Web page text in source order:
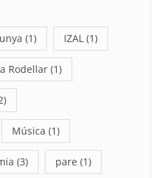
(1) IZAL (1)
Rodellar (1)
Música (1)
(3) pare (1)